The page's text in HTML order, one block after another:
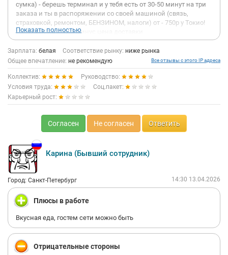
сумка) - берешь терминал и у тебя есть от 30-50 минут на три
заказа и ты в распоряжении со своей машиной (связь,
страховкой, ремонтом, БЕНЗИНОМ, налоги) от - 750р у Токио!
- опоздал на заказ минус цена доставки
- не у всех цехов доставки есть бесплатная и доступная
парковка
- монополия по тарифам, курьеры не назначают и не
участвуют в тарифообразовании доставки
- низкие тарифы доставки от 240р адрес
- нужно иметь ввиду, что есть очередь из курьеров и
ожидание может длится 1-1,5ч - это время не оплачивается
- нет компенсации: связи, топлива, страхования и ремонта
своей машины и оплаты налогов - либо поддержки в случае
ее внезапной поломки
- компания сильно экономит на найме курьеров со своими
машинами не тратится на автопарк и персонал
- в конце смены курьеры развозят сотрудников, но не по
тарифам такси а ниже - потому что так решили!?
- зоны доставки могут как быть удобными для доставки так и
нет
- 150- перенос тяжести (проблемы со здоровьем) - (пробег на
машине в день около 100 км - 500р амортизация машины;
-1000 бензин; - страховка; - техосмотр; - налог 6%)
Показать полностью
Зарплата: белая Соответствие рынку: ниже рынка
Общее впечатление: не рекомендую Все отзывы с этого IP адреса
Коллектив:
Руководство:
Условия труда:
Соц.пакет:
Карьерный рост:
Согласен Не согласен Ответить
Карина (Бывший сотрудник)
Город: Санкт-Петербург 14:30 13.04.2026
Плюсы в работе
Вкусная еда, гостем сети можно быть
Отрицательные стороны